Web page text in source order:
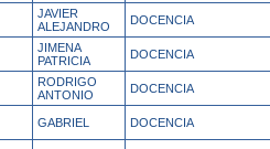
JAVIER
ALEJANDRO
DOCENCIA
JIMENA
PATRICIA
DOCENCIA
RODRIGO
ANTONIO
DOCENCIA
GABRIEL DOCENCIA